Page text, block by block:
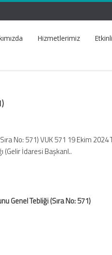
Hizmetlerimiz
No: 571) VUK 571 19 Ekim 2024
(Gelir İdaresi Başkanl..
Genel Tebliği (Sıra No: 571)